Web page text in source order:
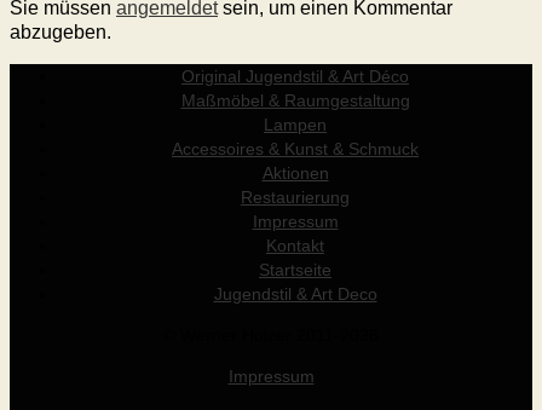
Sie müssen angemeldetsein, um einen Kommentar
abzugeben.
Original Jugendstil & Art Déco
Maßmöbel & Raumgestaltung
Lampen
Accessoires & Kunst & Schmuck
Aktionen
Restaurierung
Impressum
Kontakt
Startseite
Jugendstil & Art Deco
Impressum